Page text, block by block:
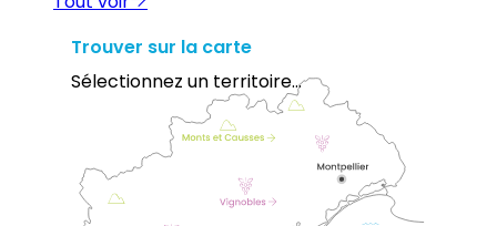
Trouver sur la carte
Sélectionnez un territoire...